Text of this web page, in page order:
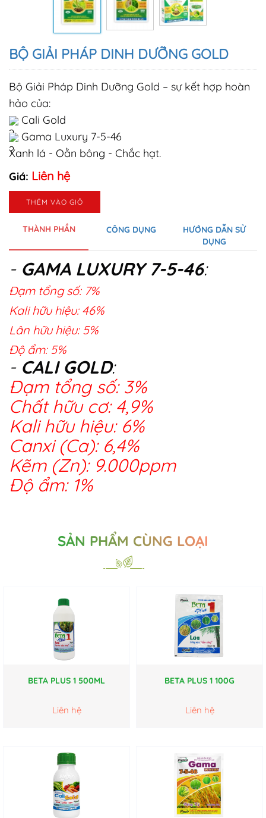
BỘ GIẢI PHÁP DINH DƯỠNG GOLD
Bộ Giải Pháp Dinh Dưỡng Gold – sự kết hợp hoàn
hảo của:
Cali Gold
Gama Luxury 7-5-46
Xanh lá - Oằn bông - Chắc hạt.
Giá: Liên hệ
THÊM VÀO GIỎ
THÀNH PHẦN CÔNG DỤNG
HƯỚNG DẪN SỬ
DỤNG
- GAMA LUXURY 7-5-46:
Đạm tổng số: 7%
Kali hữu hiệu: 46%
Lân hữu hiệu: 5%
Độ ẩm: 5%
- CALI GOLD:
Đạm tổng số: 3%
Chất hữu cơ: 4,9%
Kali hữu hiệu: 6%
Canxi (Ca): 6,4%
Kẽm (Zn): 9.000ppm
Độ ẩm: 1%
SẢN PHẨM CÙNG LOẠI
BETA PLUS 1 500ML
Liên hệ
BETA PLUS 1 100G
Liên hệ